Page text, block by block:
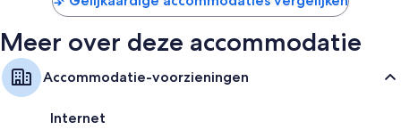
Meer over deze accommodatie
Accommodatie-voorzieningen
Internet